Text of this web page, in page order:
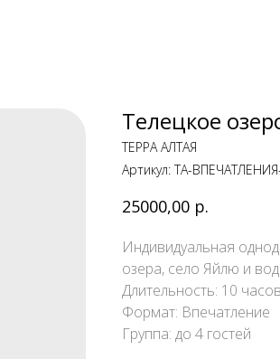
Телецкое
ТЕРРА АЛТАЯ
Артикул:TA-
25000,00 р.
Индивидуальная
озера, село Яйлю и
Длительность: 10 часов
Формат: Впечатление
Группа: до 4 гостей